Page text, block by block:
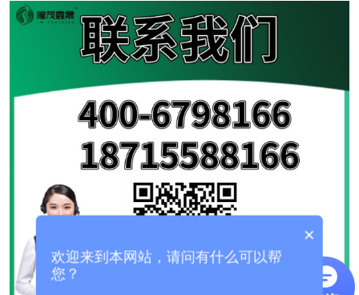
×
欢迎来到本网站，请问有什么可以帮
您？